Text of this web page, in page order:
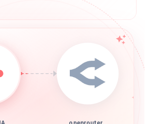
openrouter